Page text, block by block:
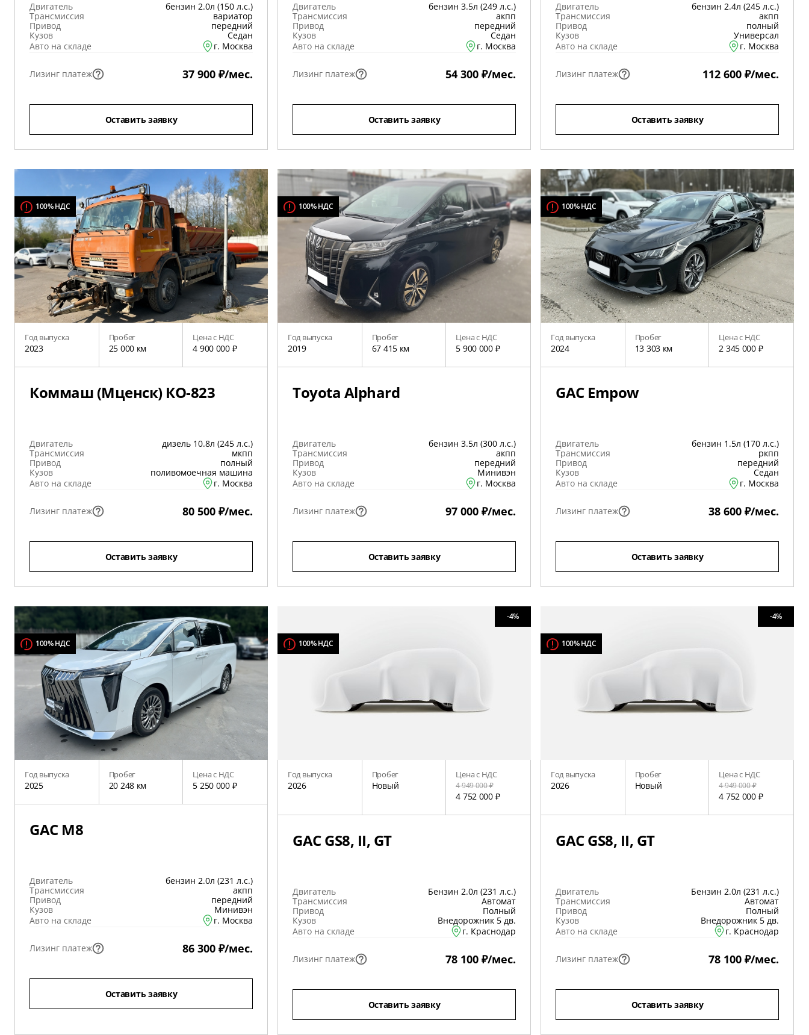
Двигатель
бензин 2.0л (150 л.с.)
Трансмиссия
вариатор
Привод
передний
Кузов
Седан
Авто на складе
г. Москва
Лизинг платеж 37 900 ₽/мес.
Оставить заявку
Двигатель
бензин 3.5л (249 л.с.)
Трансмиссия
акпп
Привод
передний
Кузов
Седан
Авто на складе
г. Москва
Лизинг платеж 54 300 ₽/мес.
Оставить заявку
Двигатель
бензин 2.4л (245 л.с.)
Трансмиссия
акпп
Привод
полный
Кузов
Универсал
Авто на складе
г. Москва
Лизинг платеж 112 600 ₽/мес.
Оставить заявку
100% НДС
Год выпуска
2023
Пробег
25 000 км
Цена с НДС
4 900 000 ₽
Коммаш (Мценск) КО-823
Двигатель
дизель 10.8л (245 л.с.)
Трансмиссия
мкпп
Привод
полный
Кузов
поливомоечная машина
Авто на складе
г. Москва
Лизинг платеж 80 500 ₽/мес.
Оставить заявку
100% НДС
Год выпуска
2019
Пробег
67 415 км
Цена с НДС
5 900 000 ₽
Toyota Alphard
Двигатель
бензин 3.5л (300 л.с.)
Трансмиссия
акпп
Привод
передний
Кузов
Минивэн
Авто на складе
г. Москва
Лизинг платеж 97 000 ₽/мес.
Оставить заявку
100% НДС
Год выпуска
2024
Пробег
13 303 км
Цена с НДС
2 345 000 ₽
GAC Empow
Двигатель
бензин 1.5л (170 л.с.)
Трансмиссия
ркпп
Привод
передний
Кузов
Седан
Авто на складе
г. Москва
Лизинг платеж 38 600 ₽/мес.
Оставить заявку
100% НДС
Год выпуска
2025
Пробег
20 248 км
Цена с НДС
5 250 000 ₽
GAC M8
Двигатель
бензин 2.0л (231 л.с.)
Трансмиссия
акпп
Привод
передний
Кузов
Минивэн
Авто на складе
г. Москва
Лизинг платеж 86 300 ₽/мес.
Оставить заявку
100% НДС
-4%
Год выпуска
2026
Пробег
Новый
Цена с НДС
4 949 000 ₽
4 752 000 ₽
GAC GS8, II, GT
Двигатель
Бензин 2.0л (231 л.с.)
Трансмиссия
Автомат
Привод
Полный
Кузов
Внедорожник 5 дв.
Авто на складе
г. Краснодар
Лизинг платеж 78 100 ₽/мес.
Оставить заявку
100% НДС
-4%
Год выпуска
2026
Пробег
Новый
Цена с НДС
4 949 000 ₽
4 752 000 ₽
GAC GS8, II, GT
Двигатель
Бензин 2.0л (231 л.с.)
Трансмиссия
Автомат
Привод
Полный
Кузов
Внедорожник 5 дв.
Авто на складе
г. Краснодар
Лизинг платеж 78 100 ₽/мес.
Оставить заявку